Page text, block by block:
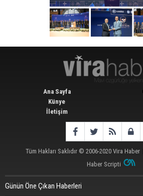
Ana Sayfa
Künye
İletişim
Tüm Hakları Saklıdır © 2006-2020 Vira Haber
Haber Scripti
Günün Öne Çıkan Haberleri